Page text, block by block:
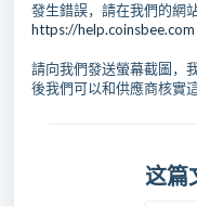
發生錯誤，請在我們的網
https://help.coinsbee.com
請向我們發送螢幕截圖，
後我們可以和供應商核實
这篇